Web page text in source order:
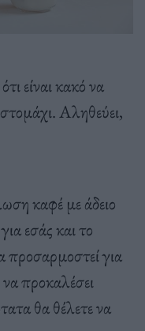
είναι κακό να
Αληθεύει,
καφέ με άδειο
εσάς και το
προσαρμοστεί για
προκαλέσει
θα θέλετε να